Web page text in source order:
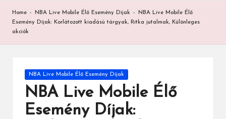
Home - NBA Live Mobile Élő Esemény Díjak -
NBA Live Mobile Élő
Esemény Díjak: Korlátozott kiadású tárgyak, Ritka jutalmak, Különleges
akciók
Posted
in
NBA Live Mobile Élő Esemény Díjak
NBA Live Mobile Élő
Esemény Díjak: